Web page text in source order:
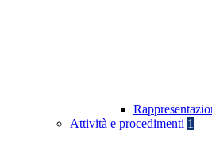
Attività e procedimenti 1